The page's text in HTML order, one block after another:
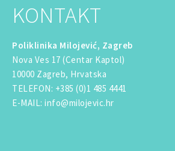
KONTAKT
Poliklinika Milojević, Zagreb
Nova Ves 17 (Centar Kaptol)
10000 Zagreb, Hrvatska
TELEFON: +385 (0)1 485 4441
E-MAIL: info@milojevic.hr